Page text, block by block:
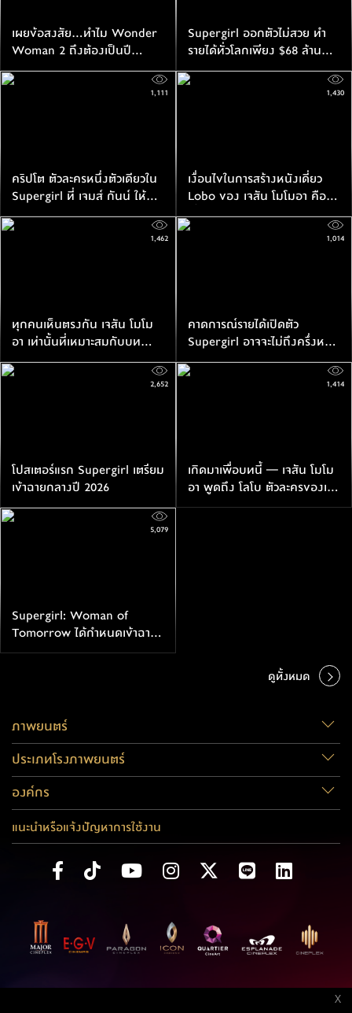
X
เผยข้อสงสัย...ทำไม Wonder
Woman 2 ถึงต้องเป็นปี
1984?
Supergirl ออกตัวไม่สวย ทำ
รายได้ทั่วโลกเพียง $68 ล้าน
เหรียญ สวนทางทุนสร้าง $175
ล้านเหรียญ
คริปโต ตัวละครหนึ่งตัวเดียวใน
Supergirl ที่ เจมส์ กันน์ ให้
ความสนใจเป็นพิเศษ
1,111
เงื่อนไขในการสร้างหนังเดี่ยว
Lobo ของ เจสัน โมโมอา คือ
เนื้อหาต้องโหดถึงใจ
1,430
ทุกคนเห็นตรงกัน เจสัน โมโม
อา เท่านั้นที่เหมาะสมกับบท
โลโบ ใน Supergirl
1,462
คาดการณ์รายได้เปิดตัว
Supergirl อาจจะไม่ถึงครึ่งหนึ่ง
ของรายได้ Superman
1,014
โปสเตอร์​แรก Supergirl เตรียม
เข้าฉายกลางปี 2026
2,652
เกิดมาเพื่อบทนี้ — เจสัน โมโม
อา พูดถึง โลโบ ตัวละครของเขา
จากหนัง Supergirl: Woman
1,414
Supergirl: Woman of
Tomorrow ได้กำหนดเข้าฉาย
ทางการกลางปี 2026
5,079
ดูทั้งหมด
ภาพยนตร์
ประเภทโรงภาพยนตร์
องค์กร
แนะนำหรือแจ้งปัญหาการใช้งาน